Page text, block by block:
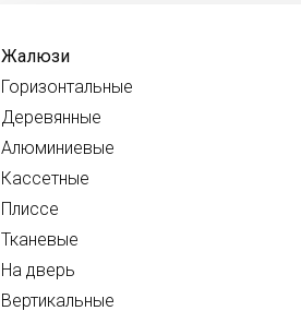
Жалюзи
Горизонтальные
Деревянные
Алюминиевые
Кассетные
Плиссе
Тканевые
На дверь
Вертикальные